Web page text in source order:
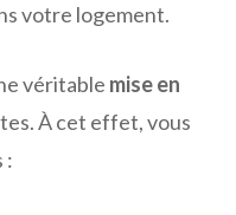
votre logement.
véritable mise en
À cet effet, vous
: